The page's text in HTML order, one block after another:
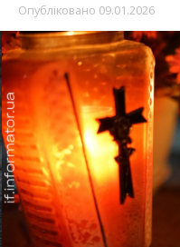
Опубліковано 09.01.2026